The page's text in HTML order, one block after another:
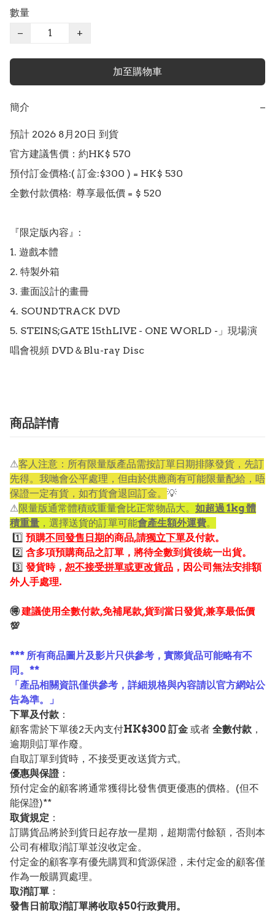
數量
−
+
加至購物車
簡介 −
預計 2026 8月20日 到貨
官方建議售價：約HK$ 570
預付訂金價格:( 訂金:$300 ) = HK$ 530
全數付款價格:  尊享最低價 = $ 520
『限定版內容』:
1. 遊戲本體
2. 特製外箱
3. 畫面設計的畫冊
4. SOUNDTRACK DVD
5. STEINS;GATE 15thLIVE - ONE WORLD -」現場演
唱會視頻 DVD＆Blu-ray Disc
商品詳情
⚠客人注意：所有限量版產品需按訂單日期排隊發貨，先訂
先得。我哋會公平處理，但由於供應商有可能限量配給，唔
保證一定有貨，如冇貨會退回訂金。 💡
⚠限量版通常體積或重量會比正常物品大。 如超過 1kg 體
積重量 ，選擇送貨的訂單可能會產生額外運費。
1️⃣ 預購不同發售日期的商品,請獨立下單及付款。
2️⃣ 含多項預購商品之訂單，將待全數到貨後統一出貨。
3️⃣ 發貨時， 恕不接受拼單或更改貨品 ，因公司無法安排額
外人手處理.
🉐建議使用全數付款,免補尾款,貨到當日發貨,兼享最低價
💯
*** 所有商品圖片及影片只供參考，實際貨品可能略有不
同。**
「產品相關資訊僅供參考，詳細規格與內容請以官方網站公
告為準。」
下單及付款 ：
顧客需於下單後2天內支付HK$300 訂金 或者 全數付款 ，
逾期則訂單作廢。
自取訂單到貨時，不接受更改送貨方式。
優惠與保證：
預付定金的顧客將通常獲得比發售價更優惠的價格。(但不
能保證)**
取貨規定 ：
訂購貨品將於到貨日起存放一星期，超期需付餘額，否則本
公司有權取消訂單並沒收定金。
付定金的顧客享有優先購買和貨源保證，未付定金的顧客僅
作為一般購買處理。
取消訂單 ：
發售日前取消訂單將收取$50行政費用。